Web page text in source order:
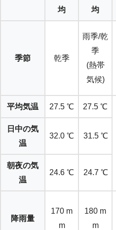
均
均
季節 乾季
雨季/乾
季
(熱帯
気候)
平均気温 27.5 ℃ 27.5 ℃
日中の気
温
32.0 ℃ 31.5 ℃
朝夜の気
温
24.6 ℃ 24.7 ℃
降雨量
170 m
m
180 m
m